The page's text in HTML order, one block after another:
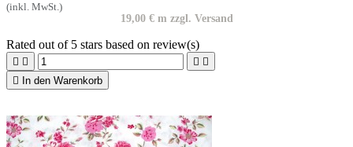
(inkl. MwSt.)
19,00 € m zzgl. Versand
Rated out of 5 stars based on review(s)
   

In den Warenkorb